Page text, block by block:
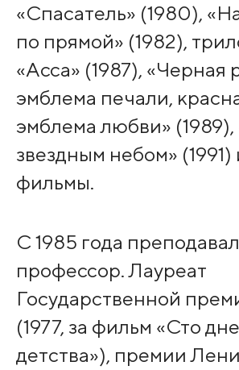
«Спасатель» (1980),
по прямой» (1982),
«Асса» (1987), «Черная
эмблема печали,
эмблема любви»
звездным небом» (1991)
фильмы.
С 1985 года
профессор. Лауреат
Государственной
(1977, за фильм «Сто
детства»), премии